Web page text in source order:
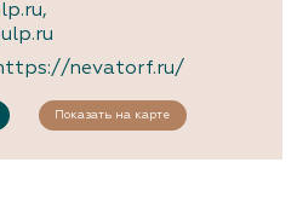
,
nevatorf.ru/
Показать на карте